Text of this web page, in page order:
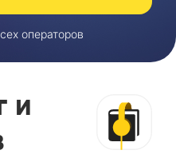
операторов
и